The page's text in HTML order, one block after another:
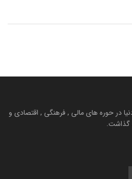
در حوره های مالی , فرهنگی , اقتصادی و
گذاشت.